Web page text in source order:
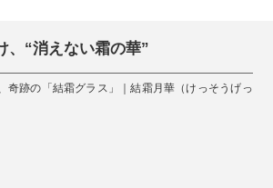
、“消えない霜の華”
奇跡の「結霜グラス」｜結霜月華（けっそうげっ